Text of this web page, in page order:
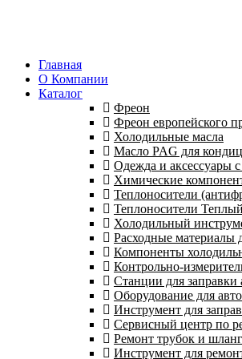
Главная
О Компании
Каталог
Фреон
Фреон европейского
Холодильные масла
Масло PAG для
Одежда и аксессуары
Химические
Теплоносители
Теплоносители
Холодильный
Расходные материалы
Компоненты
Контрольно-
Станции для заправки
Оборудование для
Инструмент для
Сервисный центр по
Ремонт трубок и
Инструмент для